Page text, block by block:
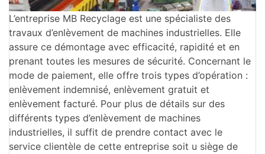
L’entreprise MB Recyclage est une spécialiste des
travaux d’enlèvement de machines industrielles. Elle
assure ce démontage avec efficacité, rapidité et en
prenant toutes les mesures de sécurité. Concernant le
mode de paiement, elle offre trois types d’opération :
enlèvement indemnisé, enlèvement gratuit et
enlèvement facturé. Pour plus de détails sur des
différents types d’enlèvement de machines
industrielles, il suffit de prendre contact avec le
service clientèle de cette entreprise soit u siège de